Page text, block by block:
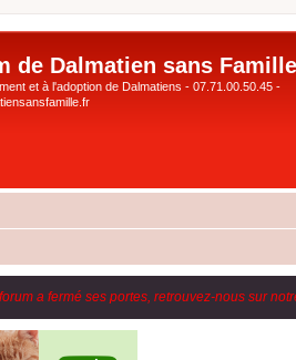
de Dalmatien sans Famille
et à l'adoption de Dalmatiens - 07.71.00.50.45 -
a fermé ses portes, retrouvez-nous sur